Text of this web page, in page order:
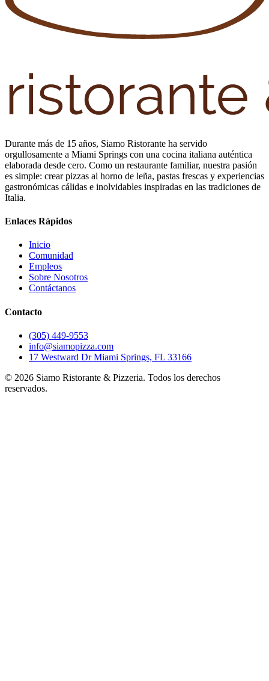
Durante más de 15 años, Siamo Ristorante ha servido
orgullosamente a Miami Springs con una cocina italiana auténtica
elaborada desde cero. Como un restaurante familiar, nuestra pasión
es simple: crear pizzas al horno de leña, pastas frescas y experiencias
gastronómicas cálidas e inolvidables inspiradas en las tradiciones de
Italia.
Enlaces Rápidos
Inicio
Comunidad
Empleos
Sobre Nosotros
Contáctanos
Contacto
(305) 449-9553
info@siamopizza.com
17 Westward Dr Miami Springs, FL 33166
© 2026 Siamo Ristorante & Pizzeria. Todos los derechos
reservados.